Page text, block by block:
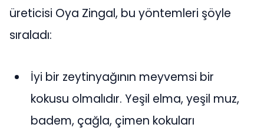
üreticisi Oya Zingal, bu yöntemleri şöyle
sıraladı:
İyi bir zeytinyağının meyvemsi bir
kokusu olmalıdır. Yeşil elma, yeşil muz,
badem, çağla, çimen kokuları